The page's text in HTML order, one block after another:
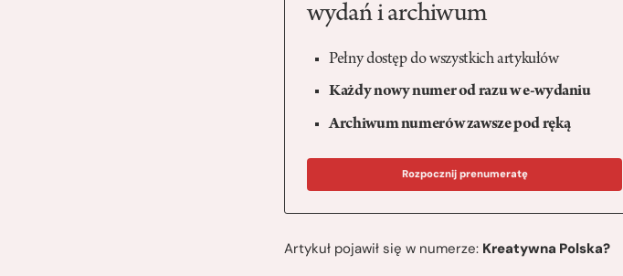
wydań i archiwum
Pełny dostęp do wszystkich artykułów
Każdy nowy numer od razu w e-wydaniu
Archiwum numerów zawsze pod ręką
Rozpocznij prenumeratę
Artykuł pojawił się w numerze: Kreatywna Polska?